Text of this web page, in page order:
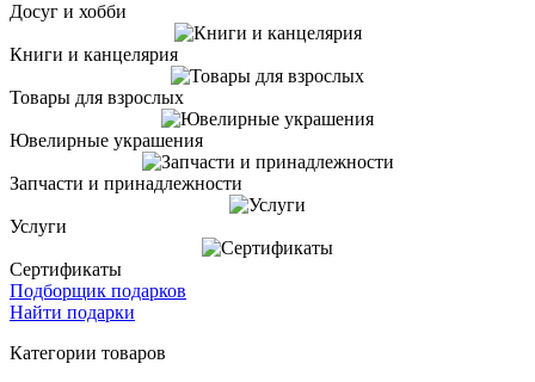
Досуг и хобби
Книги и канцелярия
Товары для взрослых
Ювелирные украшения
Запчасти и принадлежности
Услуги
Сертификаты
Подборщик подарков
Найти подарки
Категории товаров